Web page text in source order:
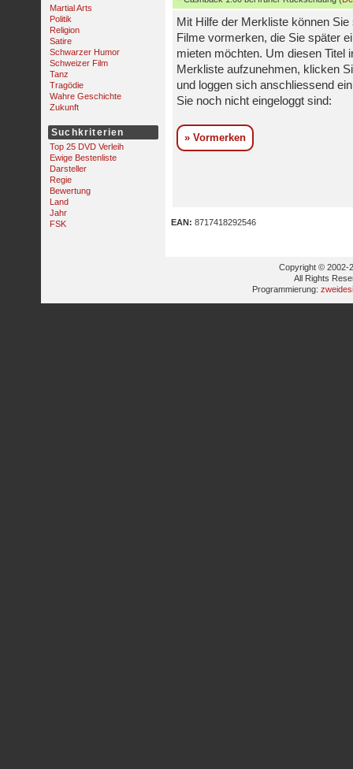
Martial Arts
Politik
Religion
Satire
Schwarzer Humor
Schweizer Film
Tanz
Tragödie
Wahre Geschichte
Zukunft
Suchkriterien
Top 25 DVD Verleih
Ewige Bestenliste
Darsteller
Regie
Bewertung
Land
Jahr
FSK
Mit Hilfe der Merkliste können Sie
Filme vormerken, die Sie später
mieten möchten. Um diesen Titel
Merkliste aufzunehmen, klicken
und loggen sich anschliessend
Sie noch nicht eingeloggt sind:
» Vormerken
EAN: 8717418292546
Copyright © 2002-
All Rights
Programmierung: